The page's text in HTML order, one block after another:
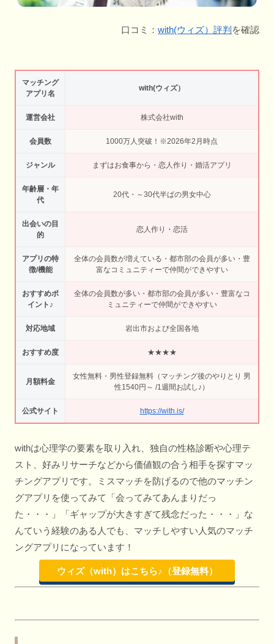
口コミ： with(ウィズ）評判 を確認
マッチング
アプリ名
with(ウィズ）
運営会社 株式会社with
会員数 1000万人突破！※2026年2月時点
ジャンル まずはお食事から・恋人作り・婚活アプリ
年齢層・年
代
20代・～30代半ばの男女中心
出会いの目
的
恋人作り・恋活
アプリの特
徴/機能
全体の会員数が増えている・都市部の会員が多い・豊
富なコミュニティーで仲間ができやすい
おすすめポ
イント♪
全体の会員数が多い・都市部の会員が多い・豊富なコ
ミュニティーで仲間ができやすい
対応地域 岩出市および全国各地
おすすめ度 ★★★★
月額料金
女性無料・男性登録無料（マッチング後のやりとり 男
性1540円～ /1週間お試し♪）
公式サイト https://with.is/
withは心理学の要素を取り入れ、独自の性格診断や心理テ
スト、好みリサーチなどから価値観の合う相手を探すマッ
チングアプリです。ミスマッチを防げるので他のマッチン
グアプリを使ってみて「会ってみてあんまりだっ
た・・・」「ギャップが大きすぎて残念だった・・・」な
んていう経験のある人でも、マッチしやすい人気のマッチ
ングアプリになっています！
ウィズ（with）はこちら♪（登録無料）